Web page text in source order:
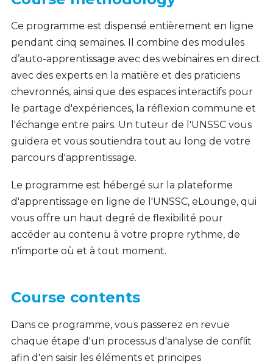
Ce programme est dispensé entièrement en ligne
pendant cinq semaines. Il combine des modules
d’auto-apprentissage avec des webinaires en direct
avec des experts en la matière et des praticiens
chevronnés, ainsi que des espaces interactifs pour
le partage d'expériences, la réflexion commune et
l'échange entre pairs. Un tuteur de l'UNSSC vous
guidera et vous soutiendra tout au long de votre
parcours d'apprentissage.
Le programme est hébergé sur la plateforme
d'apprentissage en ligne de l'UNSSC, eLounge, qui
vous offre un haut degré de flexibilité pour
accéder au contenu à votre propre rythme, de
n'importe où et à tout moment.
Course contents
Dans ce programme, vous passerez en revue
chaque étape d'un processus d'analyse de conflit
afin d'en saisir les éléments et principes